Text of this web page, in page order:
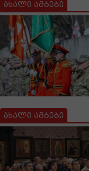
ახალი ამბები
ახალი ამბები